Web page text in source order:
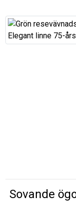
Sovande